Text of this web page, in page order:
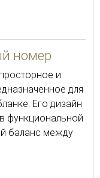
номер
и
для
Его дизайн
функциональной
баланс между